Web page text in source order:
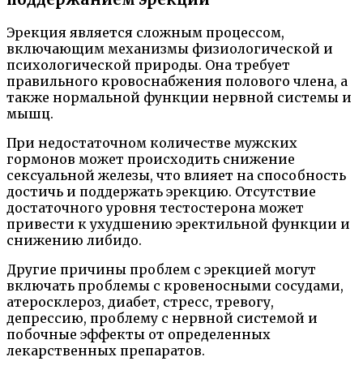
Эрекция является сложным процессом,
включающим механизмы физиологической и
психологической природы. Она требует
правильного кровоснабжения полового члена, а
также нормальной функции нервной системы и
мышц.
При недостаточном количестве мужских
гормонов может происходить снижение
сексуальной железы, что влияет на способность
достичь и поддержать эрекцию. Отсутствие
достаточного уровня тестостерона может
привести к ухудшению эректильной функции и
снижению либидо.
Другие причины проблем с эрекцией могут
включать проблемы с кровеносными сосудами,
атеросклероз, диабет, стресс, тревогу,
депрессию, проблему с нервной системой и
побочные эффекты от определенных
лекарственных препаратов.